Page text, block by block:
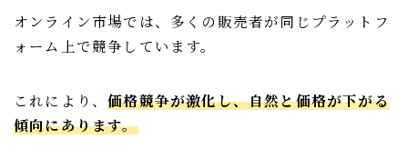
オンライン市場では、多くの販売者が同じプラットフ
ォーム上で競争しています。
これにより、価格競争が激化し、自然と価格が下がる
傾向にあります。